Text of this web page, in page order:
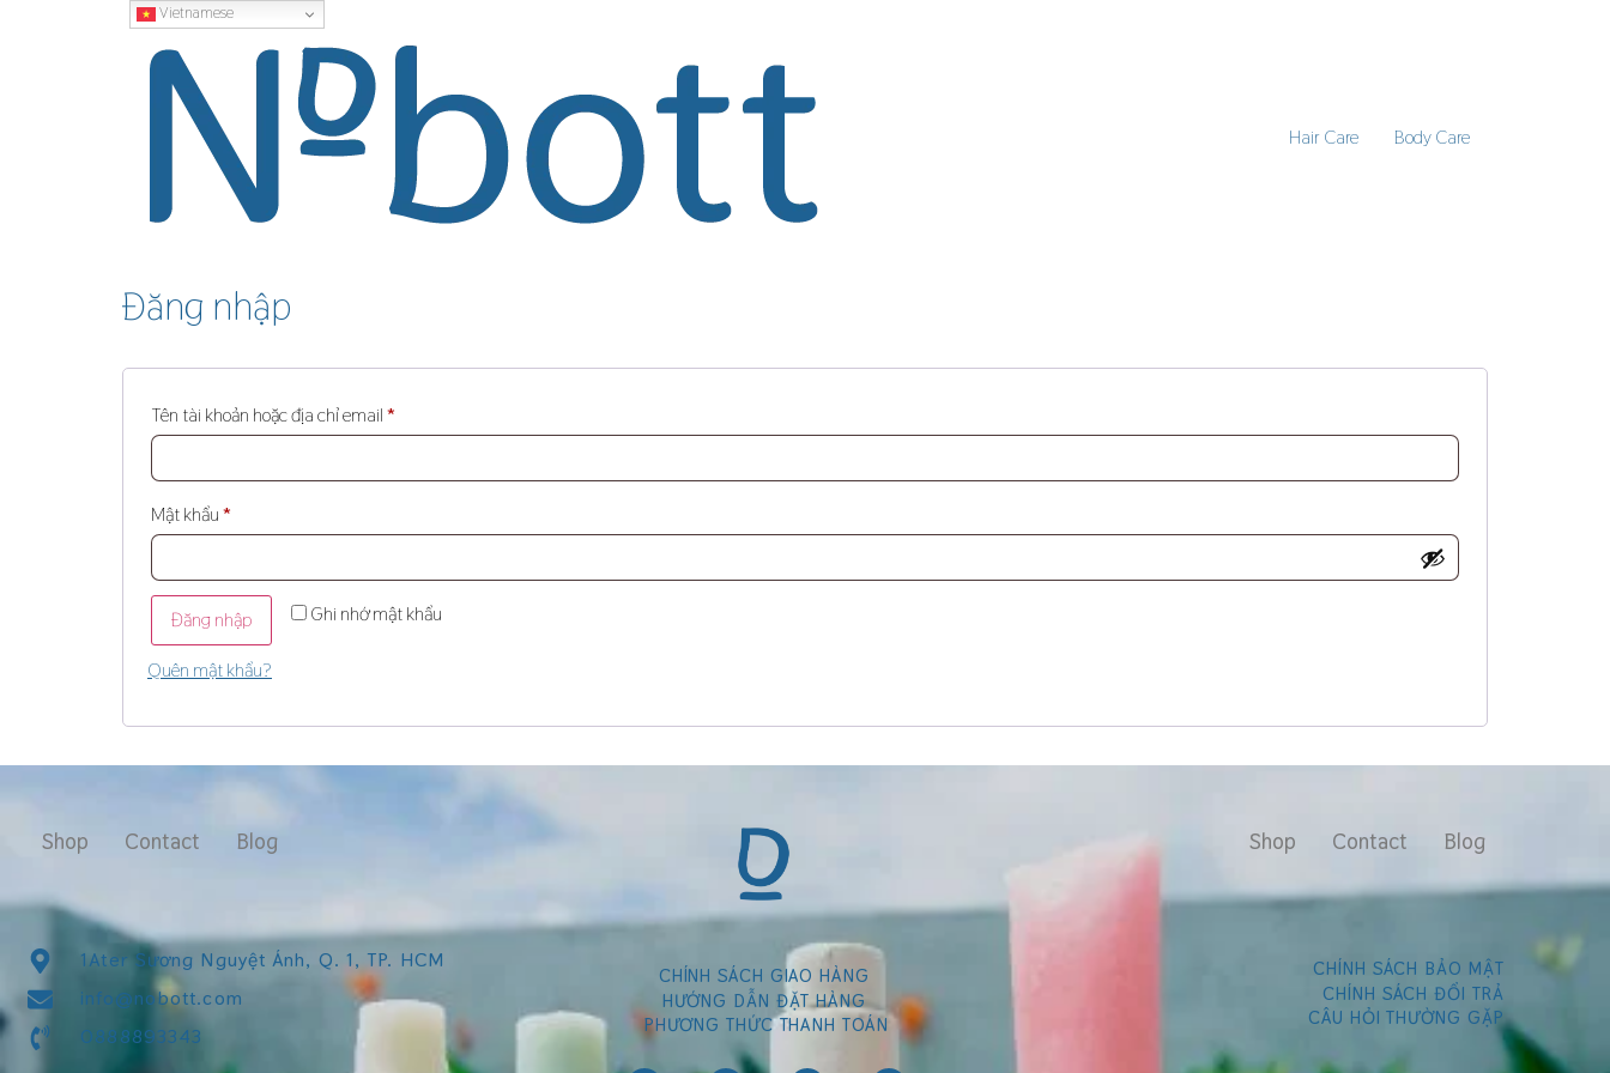
Hair Care Body Care
Đăng nhập
Tên tài khoản hoặc địa chỉ email*
Mật khẩu*
Ghi nhớ mật khẩu
Đăng nhập
Quên mật khẩu?
Shop Contact Blog
1Ater Sương Nguyệt Ánh, Q. 1, TP. HCM
info@nobott.com​
0888893343
CHÍNH SÁCH GIAO HÀNG
HƯỚNG DẪN ĐẶT HÀNG
PHƯƠNG THỨC THANH TOÁN
Shop Contact Blog
CHÍNH SÁCH BẢO MẬT
CHÍNH SÁCH ĐỔI TRẢ
CÂU HỎI THƯỜNG GẶP
Vietnamese